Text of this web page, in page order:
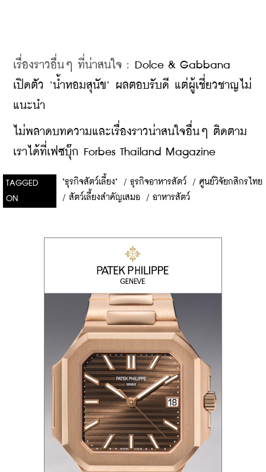
เรื่องราวอื่นๆ ที่น่าสนใจ : Dolce & Gabbana
เปิดตัว ‘น้ำหอมสุนัข’ ผลตอบรับดี แต่ผู้เชี่ยวชาญไม่
แนะนำ
ไม่พลาดบทความและเรื่องราวน่าสนใจอื่นๆ ติดตาม
เราได้ที่เฟซบุ๊ก Forbes Thailand Magazine
TAGGED
ON
"ธุรกิจสัตว์เลี้ยง" / ธุรกิจอาหารสัตว์ / ศูนย์วิจัยกสิกรไทย
/ สัตว์เลี้ยงสำคัญเสมอ / อาหารสัตว์